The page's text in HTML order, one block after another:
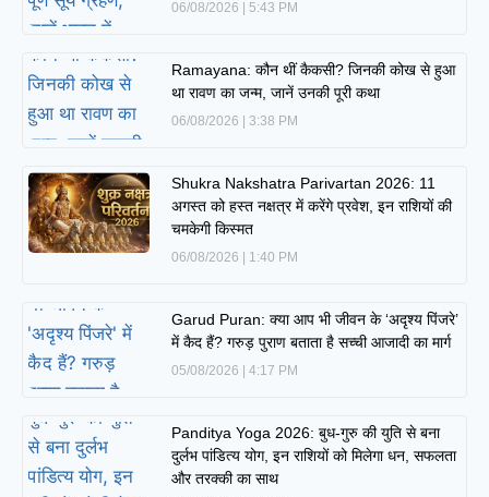
06/08/2026 5:43 PM
Ramayana: कौन थीं कैकसी? जिनकी कोख से हुआ
था रावण का जन्म, जानें उनकी पूरी कथा
06/08/2026 3:38 PM
Shukra Nakshatra Parivartan 2026: 11
अगस्त को हस्त नक्षत्र में करेंगे प्रवेश, इन राशियों की
चमकेगी किस्मत
06/08/2026 1:40 PM
Garud Puran: क्या आप भी जीवन के ‘अदृश्य पिंजरे’
में कैद हैं? गरुड़ पुराण बताता है सच्ची आजादी का मार्ग
05/08/2026 4:17 PM
Panditya Yoga 2026: बुध-गुरु की युति से बना
दुर्लभ पांडित्य योग, इन राशियों को मिलेगा धन, सफलता
और तरक्की का साथ